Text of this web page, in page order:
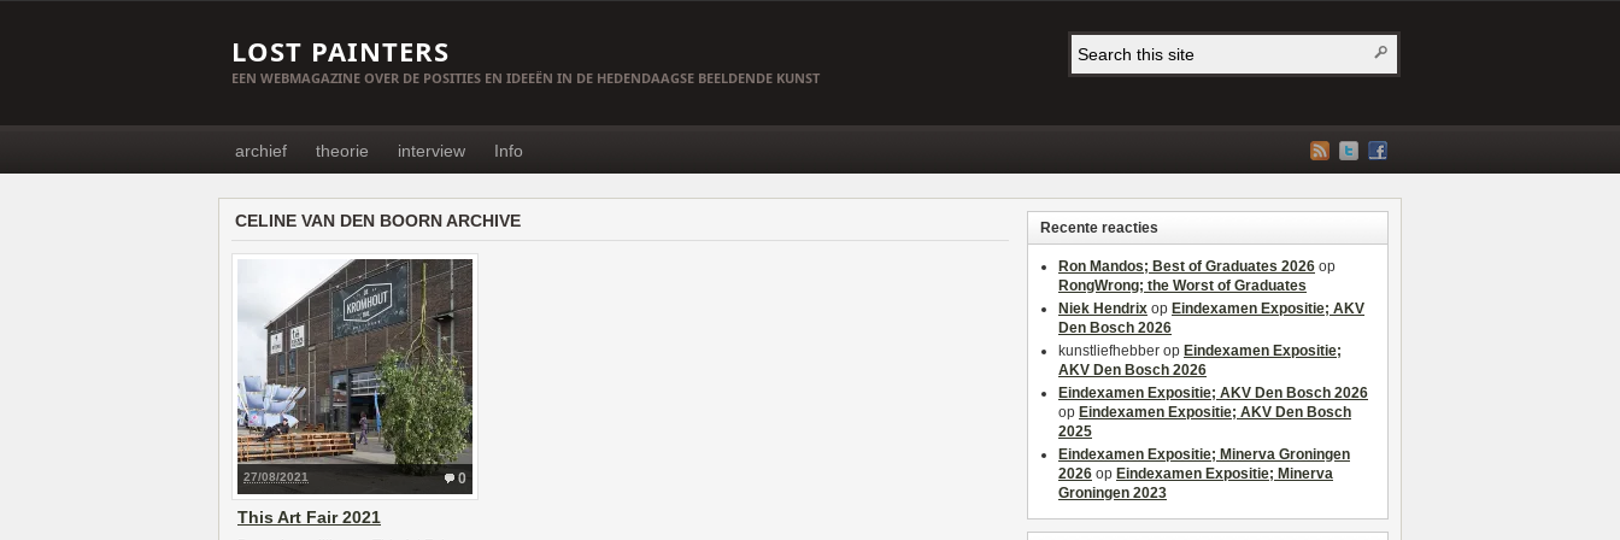
LOST PAINTERS
EEN WEBMAGAZINE OVER DE POSITIES EN IDEEËN IN DE HEDENDAAGSE BEELDENDE KUNST
archief theorie interview Info
CELINE VAN DEN BOORN ARCHIVE
0
27/08/2021
This Art Fair 2021
Recente reacties
Ron Mandos; Best of Graduates 2026 op
RongWrong; the Worst of Graduates
Niek Hendrix op Eindexamen Expositie; AKV
Den Bosch 2026
kunstliefhebber op Eindexamen Expositie;
AKV Den Bosch 2026
Eindexamen Expositie; AKV Den Bosch 2026
op Eindexamen Expositie; AKV Den Bosch
2025
Eindexamen Expositie; Minerva Groningen
2026 op Eindexamen Expositie; Minerva
Groningen 2023